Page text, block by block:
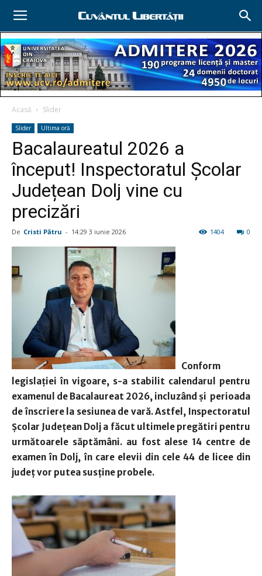
Acasă Slider
Slider Ultima oră
Bacalaureatul 2026 a
început! Inspectoratul Școlar
Județean Dolj vine cu
precizări
De Cristi Pătru - 14:29 3 iunie 2026 0
1404
Conform
legislației în vigoare, s-a stabilit calendarul pentru
examenul de Bacalaureat 2026, incluzând și perioada
de înscriere la sesiunea de vară. Astfel, Inspectoratul
Școlar Județean Dolj a făcut ultimele pregătiri pentru
următoarele săptămâni. au fost alese 14 centre de
examen în Dolj, în care elevii din cele 44 de licee din
județ vor putea susține probele.